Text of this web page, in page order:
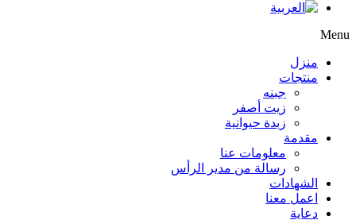
Menu
منزل
منتجات
جبنه
زيت أصفر
زبدة حيوانية
مقدمة
معلومات عنا
رسالة من مدير الرأس
الشهادات
اعمل معنا
دعاية